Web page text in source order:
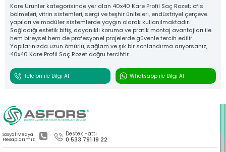
Kare Ürünler kategorisinde yer alan 40x40 Kare Profil Saç Rozet; ofis
bölmeleri, vitrin sistemleri, sergi ve teşhir üniteleri, endüstriyel çerçeve
yapıları ve modüler sistemlerde yaygın olarak kullanılmaktadır.
Sağladığı estetik bitiş, dayanıklı koruma ve pratik montaj avantajları ile
hem bireysel hem de profesyonel projelerde güvenle tercih edilir.
Yapılarınızda uzun ömürlü, sağlam ve şık bir sonlandırma arıyorsanız,
40x40 Kare Profil Saç Rozet doğru tercihtir.
Telefon ile Bilgi Al Whatsapp ile Bilgi Al
Sosyal Medya
Hesaplarımız
Destek Hattı
0 533 791 19 22